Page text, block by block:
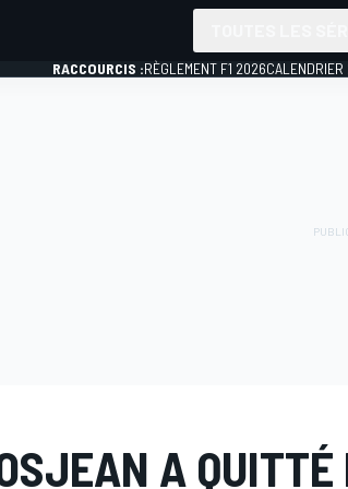
RACCOURCIS :RÈGLEMENT F1 2026
A